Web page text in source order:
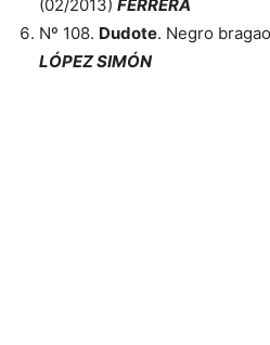
(02/2013) FERRERA
Nº 108. Dudote. Negro
LÓPEZ SIMÓN